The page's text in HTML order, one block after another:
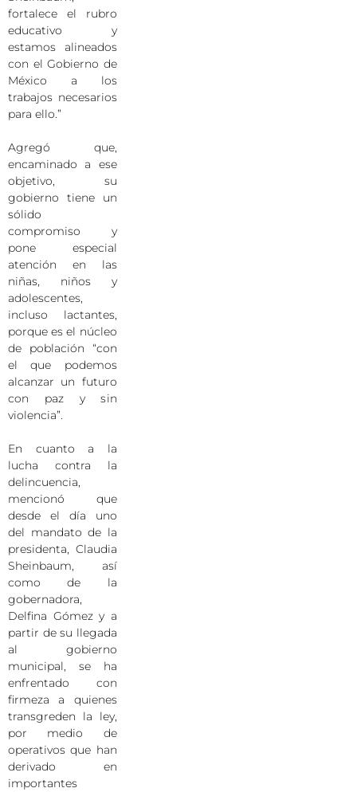
fortalece el rubro
educativo y
estamos alineados
con el Gobierno de
México a los
trabajos necesarios
para ello.”
Agregó que,
encaminado a ese
objetivo, su
gobierno tiene un
sólido
compromiso y
pone especial
atención en las
niñas, niños y
adolescentes,
incluso lactantes,
porque es el núcleo
de población “con
el que podemos
alcanzar un futuro
con paz y sin
violencia”.
En cuanto a la
lucha contra la
delincuencia,
mencionó que
desde el día uno
del mandato de la
presidenta, Claudia
Sheinbaum, así
como de la
gobernadora,
Delfina Gómez y a
partir de su llegada
al gobierno
municipal, se ha
enfrentado con
firmeza a quienes
transgreden la ley,
por medio de
operativos que han
derivado en
importantes